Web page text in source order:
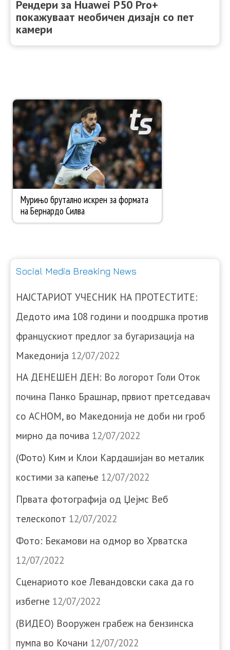
Рендери за Huawei P50 Pro+
покажуваат необичен дизајн со пет
камери
Social Media Breaking News
НАЈСТАРИОТ УЧЕСНИК НА ПРОТЕСТИТЕ:
Дедото има 108 години и поодршка против
францускиот предлог за бугаризација на
Македонија 12/07/2022
НА ДЕНЕШЕН ДЕН: Во логорот Голи Оток
почина Панко Брашнар, првиот претседавач
со АСНОМ, во Македонија не доби ни гроб
мирно да почива 12/07/2022
(Фото) Ким и Клои Кардашијан во металик
костими за капење 12/07/2022
Првата фотографија од Џејмс Веб
телескопот 12/07/2022
Фото: Бекамови на одмор во Хрватска
12/07/2022
Сценариото кое Левандовски сака да го
избегне 12/07/2022
(ВИДЕО) Вооружен грабеж на бензинска
пумпа во Кочани 12/07/2022